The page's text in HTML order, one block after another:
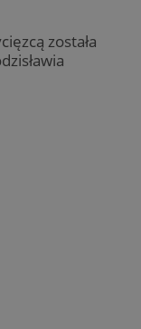
została